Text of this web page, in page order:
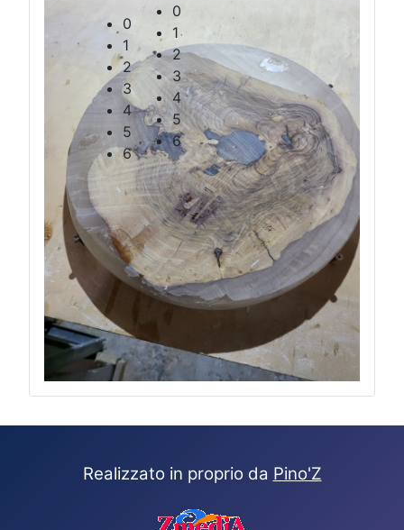
Primo orologio
0
1
2
3
4
5
6
0
1
2
3
4
5
6
Realizzato in proprio da Pino'Z